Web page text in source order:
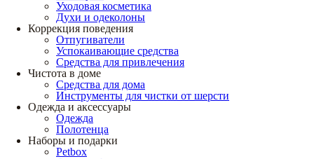
Уходовая косметика
Духи и одеколоны
Коррекция поведения
Отпугиватели
Успокаивающие средства
Средства для привлечения
Чистота в доме
Средства для дома
Инструменты для чистки от шерсти
Одежда и аксессуары
Одежда
Полотенца
Наборы и подарки
Petbox